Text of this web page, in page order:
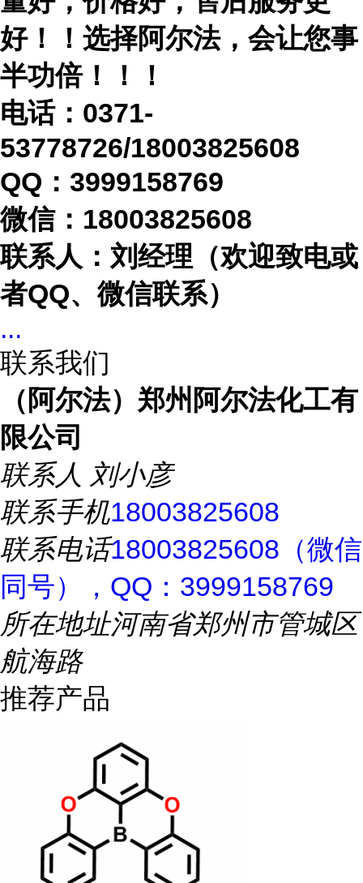
好！！选择阿尔法，会让您事
半功倍！！！
电话： 0371-
53778726/18003825608
QQ：3999158769
微信： 18003825608
联系人：刘经理（欢迎致电或
者QQ、微信联系）
...
联系我们
（阿尔法）郑州阿尔法化工有
限公司
联系人 刘小彦
联系手机18003825608
联系电话18003825608（微信
同号），QQ：3999158769
所在地址河南省郑州市管城区
航海路
推荐产品